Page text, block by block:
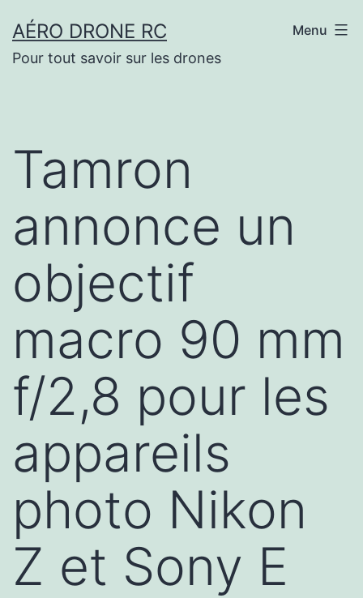
au
contenu
AÉRO DRONE RC
Pour tout savoir sur les drones
Menu
Tamron
annonce un
objectif
macro 90 mm
f/2,8 pour les
appareils
photo Nikon
Z et Sony E